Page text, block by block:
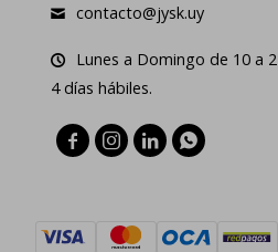
contacto@jysk.uy
Lunes a Domingo de 10 a
4 días hábiles.
   